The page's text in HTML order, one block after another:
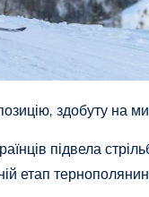
здобуту на
підвела
етап